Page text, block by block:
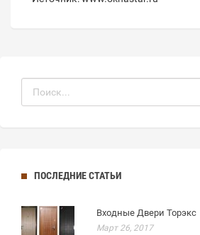
ПОСЛЕДНИЕ СТАТЬИ
Входные Двери Торэкс
Март 26, 2017